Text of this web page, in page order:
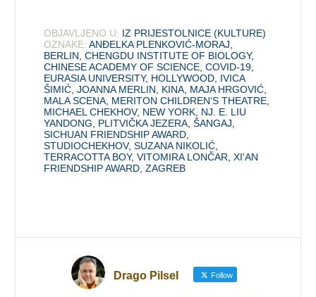
OBJAVLJENO U: IZ PRIJESTOLNICE (KULTURE)
OZNAKE: ANĐELKA PLENKOVIĆ-MORAJ
BERLIN ,CHENGDU INSTITUTE OF BIOLOGY,
CHINESE ACADEMY OF SCIENCE ,COVID-19
EURASIA UNIVERSITY, HOLLYWOOD IVICA
ŠIMIĆ ,JOANNA MERLIN KINA MAJA HRGOVIĆ
MALA SCENA MERITON CHILDREN’S THEATRE
MICHAEL CHEKHOV, NEW YORK NJ. E. LIU
YANDONG
PLITVIČKA JEZERA ,ŠANGAJ
SICHUAN FRIENDSHIP AWARD
STUDIOCHEKHOV,SUZANA NIKOLIĆ
TERRACOTTA BOY,VITOMIRA LONČAR ,XI'AN
FRIENDSHIP AWARD ,ZAGREB
Drago Pilsel Follow